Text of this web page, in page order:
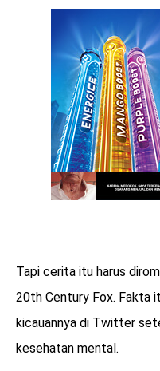
benefit
menarik
Tapi cerita itu harus
20th Century Fox. Fakta
kicauannya di Twitter
kesehatan mental.